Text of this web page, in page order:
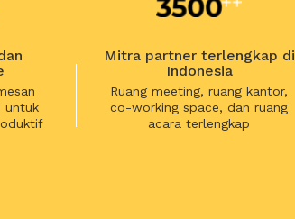
untuk
Mitra partner terlengkap di
Indonesia
Ruang meeting, ruang kantor,
co-working space, dan ruang
acara terlengkap